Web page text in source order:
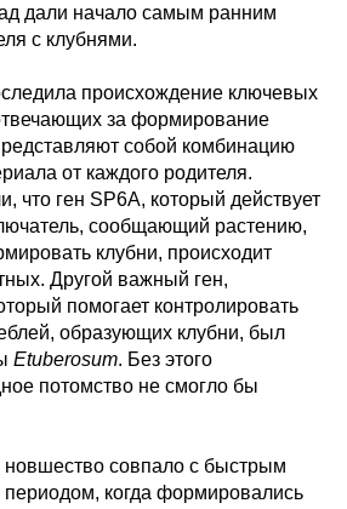
дали начало самым ранним
с клубнями.
происхождение ключевых
за формирование
собой комбинацию
от каждого родителя.
что ген SP6A, который действует
сообщающий растению,
клубни, происходит
Другой важный ген,
помогает контролировать
образующих клубни, был
Etuberosum. Без этого
потомство не смогло бы
совпало с быстрым
когда формировались